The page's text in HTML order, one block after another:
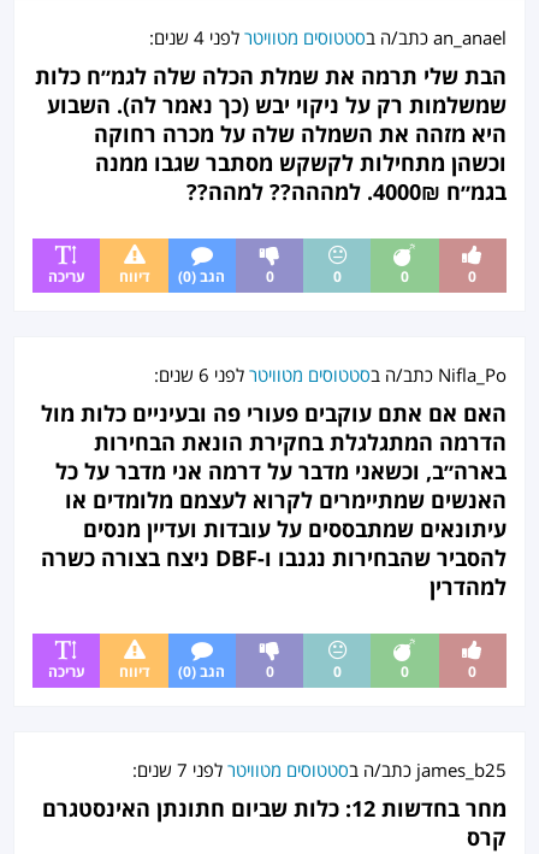
an_anael כתב/ה בסטטוסים מטוויטר לפני4 שנים :
הבת שלי תרמה את שמלת הכלה שלה לגמ״ח כלות
שמשלמות רק על ניקוי יבש (כך נאמר לה). השבוע
היא מזהה את השמלה שלה על מכרה רחוקה
וכשהן מתחילות לקשקש מסתבר שגבו ממנה
בגמ״ח 4000₪. למההה?? למהה??
0
0
0
0 הגב (0) דיווח עריכה
Nifla_Po כתב/ה בסטטוסים מטוויטר לפני 6 שנים :
האם אם אתם עוקבים פעורי פה ובעיניים כלות מול
הדרמה המתגלגלת בחקירת הונאת הבחירות
בארה״ב, וכשאני מדבר על דרמה אני מדבר על כל
האנשים שמתיימרים לקרוא לעצמם מלומדים או
עיתונאים שמתבססים על עובדות ועדיין מנסים
להסביר שהבחירות נגנבו ו-DBF ניצח בצורה כשרה
למהדרין
0
0
0
0 הגב (0) דיווח עריכה
james_b25 כתב/ה בסטטוסים מטוויטר לפני 7 שנים :
מחר בחדשות 12: כלות שביום חתונתן האינסטגרם
קרס